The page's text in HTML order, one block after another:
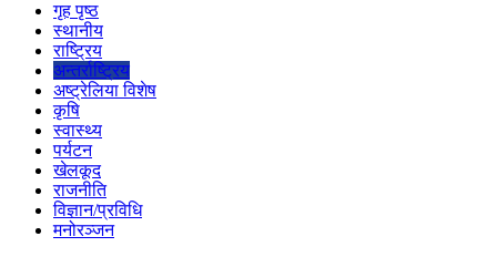
गृह पृष्ठ
स्थानीय
राष्ट्रिय
अन्तर्राष्ट्रिय
अष्ट्रेलिया विशेष
कृषि
स्वास्थ्य
पर्यटन
खेलकूद
राजनीति
विज्ञान/प्रविधि
मनोरञ्जन